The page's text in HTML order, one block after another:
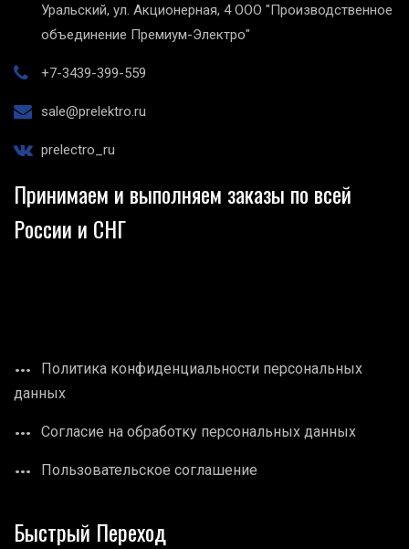
Уральский, ул. Акционерная, 4 ООО "Производственное
объединение Премиум-Электро"
+7-3439-399-559
sale@prelektro.ru
prelectro_ru
Принимаем и выполняем заказы по всей
России и СНГ
Политика конфиденциальности персональных
данных
Согласие на обработку персональных данных
Пользовательское соглашение
Быстрый Переход